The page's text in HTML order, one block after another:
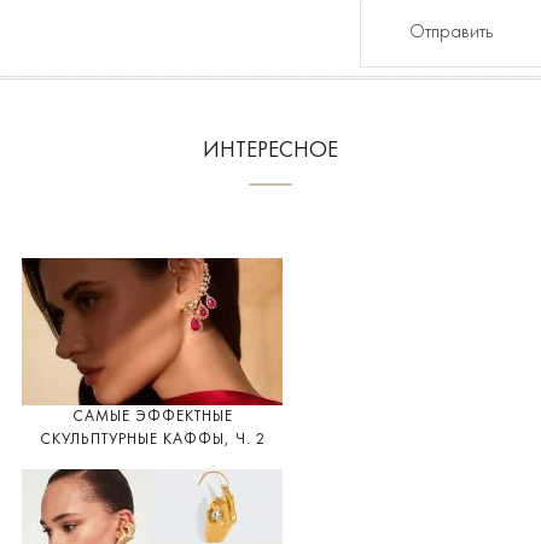
Отправить
ИНТЕРЕСНОЕ
САМЫЕ ЭФФЕКТНЫЕ
СКУЛЬПТУРНЫЕ КАФФЫ, Ч. 2